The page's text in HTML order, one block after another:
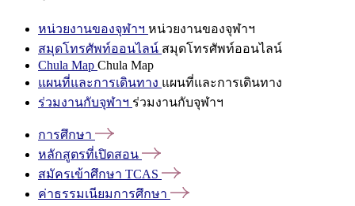
หน่วยงานของจุฬาฯ หน่วยงานของจุฬาฯ
สมุดโทรศัพท์ออนไลน์ สมุดโทรศัพท์ออนไลน์
Chula Map Chula Map
แผนที่และการเดินทาง แผนที่และการเดินทาง
ร่วมงานกับจุฬาฯ ร่วมงานกับจุฬาฯ
การศึกษา
หลักสูตรที่เปิดสอน
สมัครเข้าศึกษา TCAS
ค่าธรรมเนียมการศึกษา